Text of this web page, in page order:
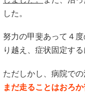
した。
努力の甲斐あって４
り越え、症状固定する
ただしかし、病院で
まだ走ることはおろ